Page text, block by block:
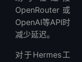
OpenRouter或
OpenAI等API时
减少延迟。
对于Hermes工